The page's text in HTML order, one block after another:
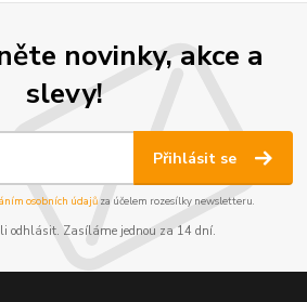
novinky, akce a
slevy!
Přihlásit se
osobních údajůza účelem rozesílky newsletteru.
odhlásit. Zasíláme jednou za 14 dní.